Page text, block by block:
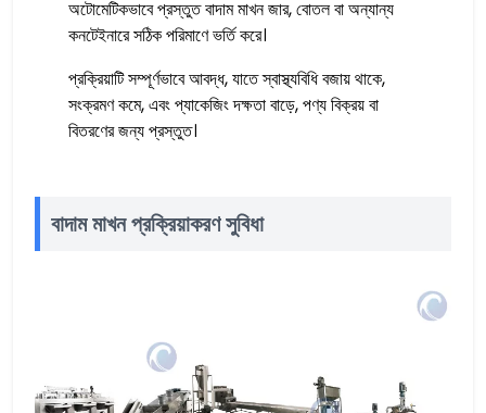
অটোমেটিকভাবে প্রস্তুত বাদাম মাখন জার, বোতল বা অন্যান্য
কনটেইনারে সঠিক পরিমাণে ভর্তি করে।
প্রক্রিয়াটি সম্পূর্ণভাবে আবদ্ধ, যাতে স্বাস্থ্যবিধি বজায় থাকে,
সংক্রমণ কমে, এবং প্যাকেজিং দক্ষতা বাড়ে, পণ্য বিক্রয় বা
বিতরণের জন্য প্রস্তুত।
বাদাম মাখন প্রক্রিয়াকরণ সুবিধা